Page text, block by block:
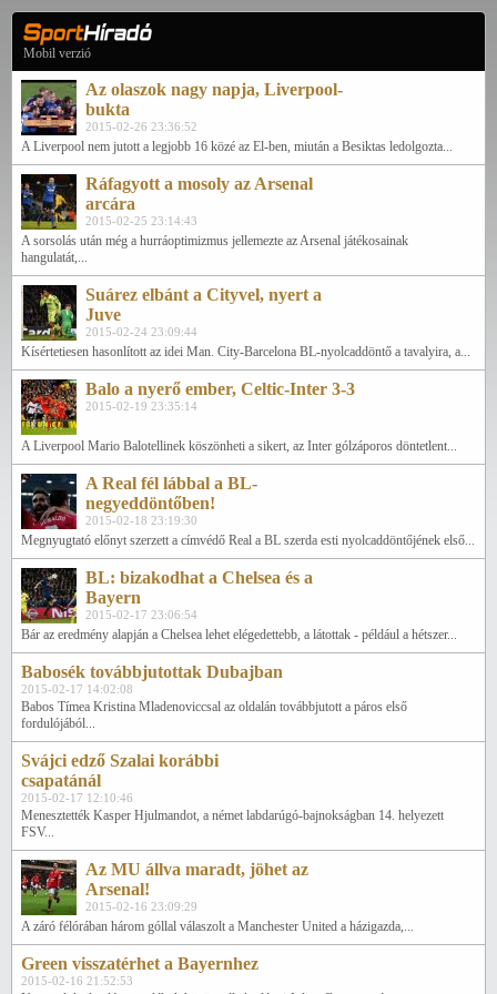
Mobil verzió
Az olaszok nagy napja, Liverpool-
bukta
2015-02-26 23:36:52
A Liverpool nem jutott a legjobb 16 közé az El-ben, miután a Besiktas ledolgozta...
Ráfagyott a mosoly az Arsenal
arcára
2015-02-25 23:14:43
A sorsolás után még a hurráoptimizmus jellemezte az Arsenal játékosainak
hangulatát,...
Suárez elbánt a Cityvel, nyert a
Juve
2015-02-24 23:09:44
Kísértetiesen hasonlított az idei Man. City-Barcelona BL-nyolcaddöntő a tavalyira, a...
Balo a nyerő ember, Celtic-Inter 3-3
2015-02-19 23:35:14
A Liverpool Mario Balotellinek köszönheti a sikert, az Inter gólzáporos döntetlent...
A Real fél lábbal a BL-
negyeddöntőben!
2015-02-18 23:19:30
Megnyugtató előnyt szerzett a címvédő Real a BL szerda esti nyolcaddöntőjének első...
BL: bizakodhat a Chelsea és a
Bayern
2015-02-17 23:06:54
Bár az eredmény alapján a Chelsea lehet elégedettebb, a látottak - például a hétszer...
Babosék továbbjutottak Dubajban
2015-02-17 14:02:08
Babos Tímea Kristina Mladenoviccsal az oldalán továbbjutott a páros első
fordulójából...
Svájci edző Szalai korábbi
csapatánál
2015-02-17 12:10:46
Menesztették Kasper Hjulmandot, a német labdarúgó-bajnokságban 14. helyezett
FSV...
Az MU állva maradt, jöhet az
Arsenal!
2015-02-16 23:09:29
A záró félórában három góllal válaszolt a Manchester United a házigazda,...
Green visszatérhet a Bayernhez
2015-02-16 21:52:53